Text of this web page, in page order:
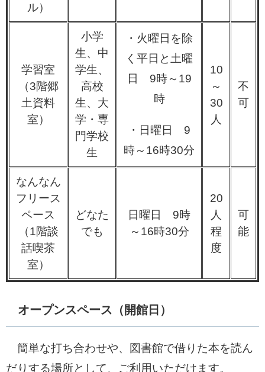
ル）
学習室
（3階郷
土資料
室）
小学
生、中
学生、
高校
生、大
学・専
門学校
生
・火曜日を除
く平日と土曜
日 9時～19
時
・日曜日 9
時～16時30分​
10
～
30
人
不
可
なんなん
フリース
ペース
（1階談
話喫茶
室）
どなた
でも
日曜日 9時
～16時30分
20
人
程
度
可
能
オープンスペース（開館日）
簡単な打ち合わせや、図書館で借りた本を読ん
だりする場所として、ご利用いただけます。